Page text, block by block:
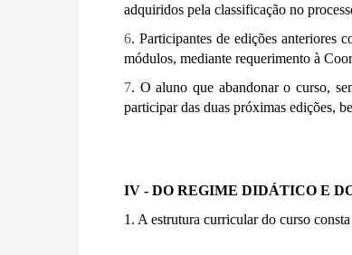
adquiridos pela classificação no
6. Participantes de edições anteriores
módulos, mediante requerimento à
7. O aluno que abandonar o curso,
participar das duas próximas edições,
IV - DO REGIME DIDÁTICO E
1. A estrutura curricular do curso